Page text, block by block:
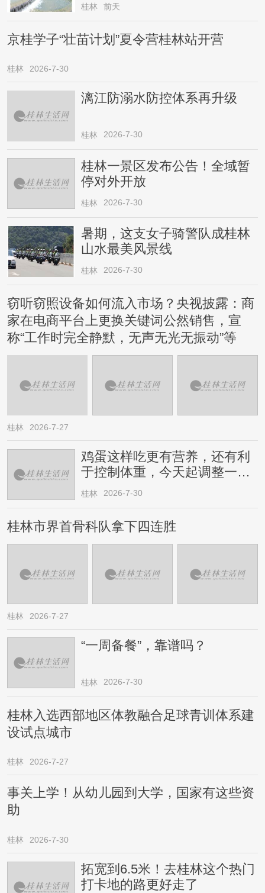
桂林 前天
京桂学子“壮苗计划”夏令营桂林站开营
桂林 2026-7-30
漓江防溺水防控体系再升级
桂林 2026-7-30
桂林一景区发布公告！全域暂
停对外开放
桂林 2026-7-30
暑期，这支女子骑警队成桂林
山水最美风景线
桂林 2026-7-30
窃听窃照设备如何流入市场？央视披露：商
家在电商平台上更换关键词公然销售，宣
称“工作时完全静默，无声无光无振动”等
桂林 2026-7-27
鸡蛋这样吃更有营养，还有利
于控制体重，今天起调整一下
→
桂林 2026-7-30
桂林市界首骨科队拿下四连胜
桂林 2026-7-27
“一周备餐”，靠谱吗？
桂林 2026-7-30
桂林入选西部地区体教融合足球青训体系建
设试点城市
桂林 2026-7-27
事关上学！从幼儿园到大学，国家有这些资
助
桂林 2026-7-30
拓宽到6.5米！去桂林这个热门
打卡地的路更好走了